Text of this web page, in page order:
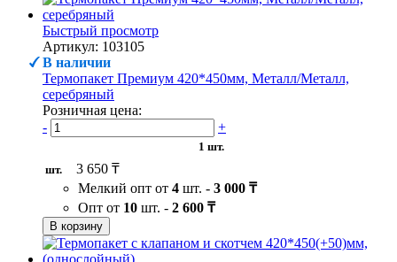
Быстрый просмотр
Артикул: 103105
В наличии
Термопакет Премиум 420*450мм, Металл/Металл,
серебряный
Розничная цена:
-
+
1 шт.
шт.
3 650 ₸
Мелкий опт от 4 шт. - 3 000 ₸
Опт от 10 шт. - 2 600 ₸
В корзину